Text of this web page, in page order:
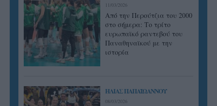
11/03/2026
Από την Περούτζια του 2000
στο σήμερα: Tο τρίτο
ευρωπαϊκό ραντεβού του
Παναθηναϊκού με την
ιστορία
ΗΛΙΑΣ ΠΑΠΑΪΩΑΝΝΟΥ
08/03/2026